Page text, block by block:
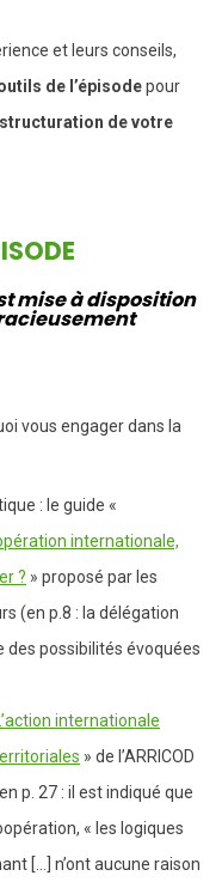
et leurs conseils,
de l’épisodepour
structuration de votre
mise à disposition
vous engager dans la
: le guide «
internationale,
? » proposé par les
(en p.8 : la délégation
des possibilités évoquées
internationale
» de l’ARRICOD
p. 27 : il est indiqué que
« les logiques
[…] n’ont aucune raison